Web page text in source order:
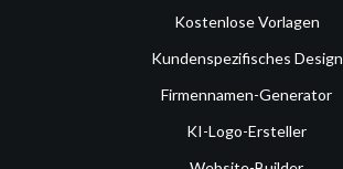
Kostenlose Vorlagen
Kundenspezifisches Design
Firmennamen-Generator
KI-Logo-Ersteller